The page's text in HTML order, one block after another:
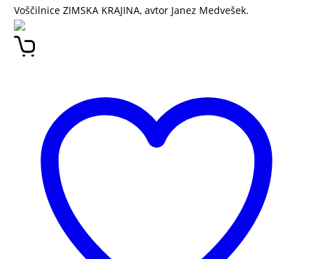
Voščilnice ZIMSKA KRAJINA, avtor Janez Medvešek.